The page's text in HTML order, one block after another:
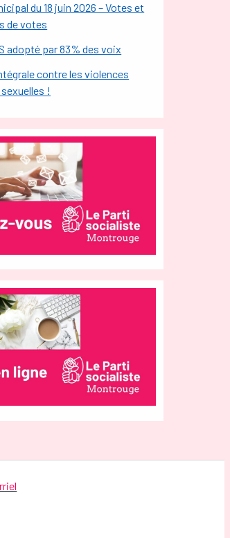
du 18 juin 2026 – Votes et
de votes
adopté par 83% des voix
contre les violences
!